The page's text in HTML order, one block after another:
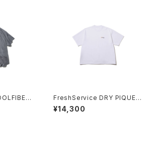
SHIRT
FreshService DRY PIQUE J
ERSEY CREW NECK "DISPA
TCH"
¥14,300